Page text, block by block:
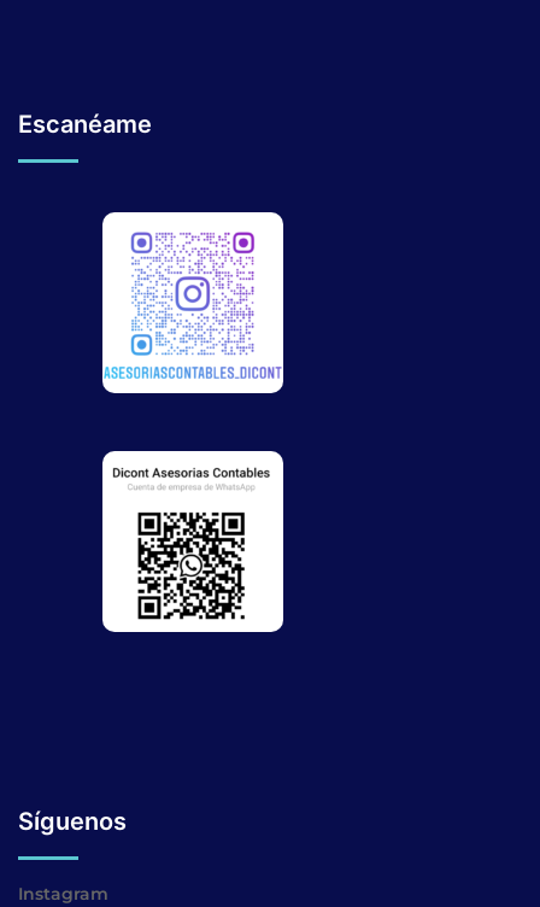
Escanéame
Síguenos
Instagram